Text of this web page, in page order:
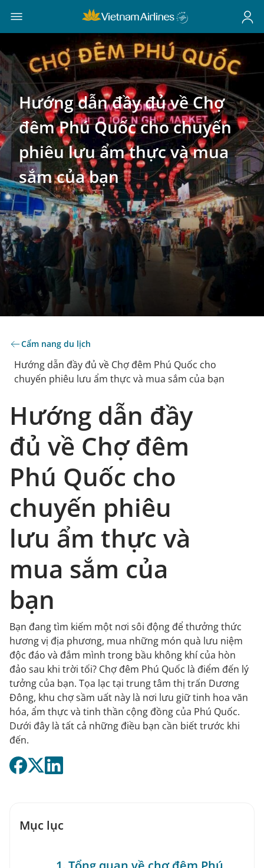
Hướng dẫn đầy đủ về Chợ
đêm Phú Quốc cho chuyến
phiêu lưu ẩm thực và mua
sắm của bạn
Cẩm nang du lịch
Hướng dẫn đầy đủ về Chợ đêm Phú Quốc cho
chuyến phiêu lưu ẩm thực và mua sắm của bạn
Hướng dẫn đầy
đủ về Chợ đêm
Phú Quốc cho
chuyến phiêu
lưu ẩm thực và
mua sắm của
bạn
Bạn đang tìm kiếm một nơi sôi động để thưởng thức
hương vị địa phương, mua những món quà lưu niệm
độc đáo và đắm mình trong bầu không khí của hòn
đảo sau khi trời tối? Chợ đêm Phú Quốc là điểm đến lý
tưởng của bạn. Tọa lạc tại trung tâm thị trấn Dương
Đông, khu chợ sầm uất này là nơi lưu giữ tinh hoa văn
hóa, ẩm thực và tinh thần cộng đồng của Phú Quốc.
Dưới đây là tất cả những điều bạn cần biết trước khi
đến.
Mục lục